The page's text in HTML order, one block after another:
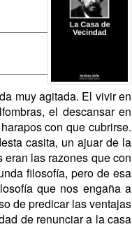
muy agitada. El vivir en
el descansar en
con que cubrirse.
casita, un ajuar de la
las razones que con
filosofía, pero de esa
que nos engaña a
de predicar las ventajas
de renunciar a la casa